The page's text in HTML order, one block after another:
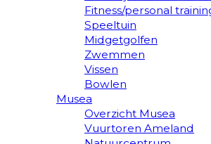
Fitness/personal
Speeltuin
Midgetgolfen
Zwemmen
Vissen
Bowlen
Musea
Overzicht Musea
Vuurtoren Ameland